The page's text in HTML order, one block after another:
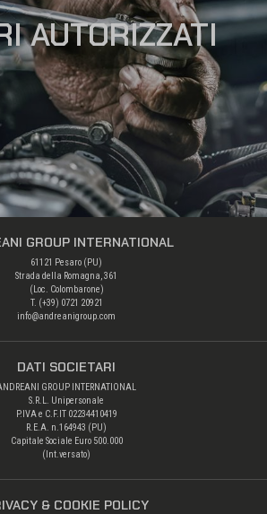
AUTORIZZATI
GROUP INTERNATIONAL
61121 Pesaro (PU)
Strada della Romagna, 361
(Loc. Colombarone)
T. (+39) 0721 20921
info@andreanigroup.com
DATI SOCIETARI
GROUP INTERNATIONAL
S.R.L. Unipersonale
P.IVA e C.F.IT 02234410419
R.E.A. n.164943 (PU)
Capitale Sociale Euro 500.000
(Int.versato)
& COOKIE POLICY